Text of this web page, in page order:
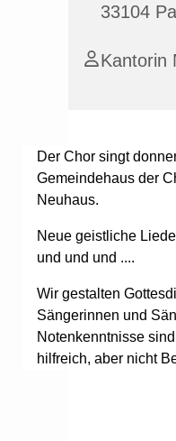
33104
Kantorin
Der Chor singt
Gemeindehaus der
Neuhaus.
Neue geistliche
und und und ....
Wir gestalten
Sängerinnen und
Notenkenntnisse sind
hilfreich, aber nicht